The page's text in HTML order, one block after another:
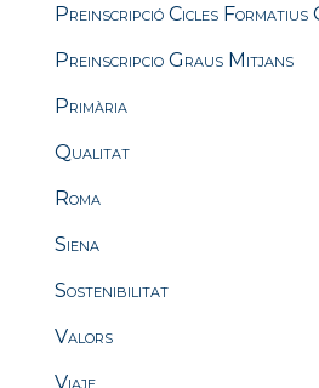
Preinscripció Cicles
Preinscripcio Graus Mitjans
Primària
Qualitat
Roma
Siena
Sostenibilitat
Valors
Viaje